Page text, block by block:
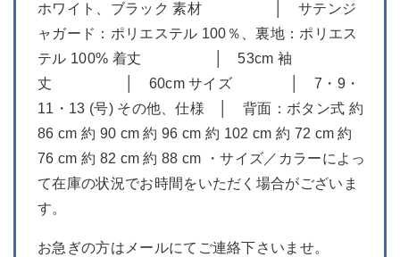
ホワイト、ブラック 素材 │ サテンジ
ャガード：ポリエステル 100％、裏地：ポリエス
テル 100% 着丈 │ 53cm 袖
丈 │ 60cm サイズ │ 7・9・
11・13 (号) その他、仕様 │ 背面：ボタン式 約
86 cm 約 90 cm 約 96 cm 約 102 cm 約 72 cm 約
76 cm 約 82 cm 約 88 cm ・サイズ／カラーによっ
て在庫の状況でお時間をいただく場合がございま
す。
お急ぎの方はメールにてご連絡下さいませ。